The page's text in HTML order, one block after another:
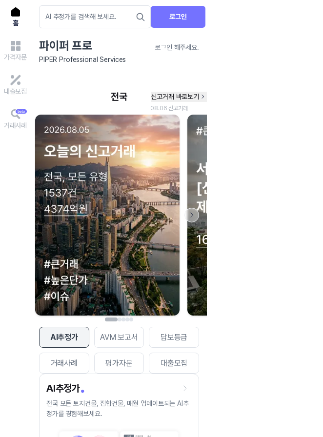
홈
가격자문
대출모집
거래사례
로그인
파이퍼 프로
로그인 해주세요.
PIPER Professional Services
AI추정가 AVM 보고서 담보등급
거래사례 평가자문 대출모집
AI추정가
전국 모든 토지건물, 집합건물, 매월 업데이트되는 AI추
정가를 경험해보세요.